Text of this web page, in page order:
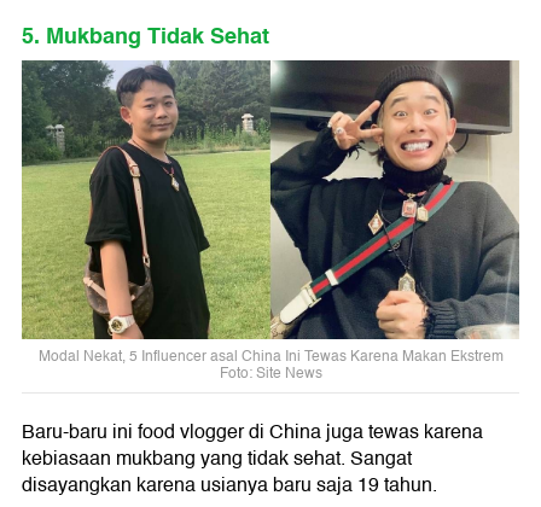
5. Mukbang Tidak Sehat
Modal Nekat, 5 Influencer asal China Ini Tewas Karena Makan Ekstrem
Foto: Site News
Baru-baru ini food vlogger di China juga tewas karena
kebiasaan mukbang yang tidak sehat. Sangat
disayangkan karena usianya baru saja 19 tahun.